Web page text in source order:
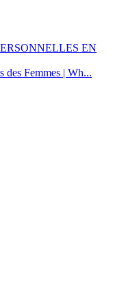
EN
des Femmes | Wh...